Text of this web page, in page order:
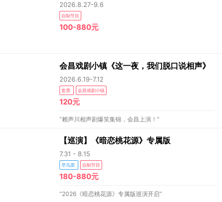
2026.8.27-9.6
自制节目
100-880元
会昌戏剧小镇《这一夜，我们脱口说相声》
2026.6.19-7.12
套票 会昌戏剧小镇
120元
“赖声川相声剧爆笑集锦，会昌上演！”
【巡演】《暗恋桃花源》专属版
7.31 - 8.15
早鸟票 自制节目
180-880元
“2026《暗恋桃花源》专属版巡演开启”